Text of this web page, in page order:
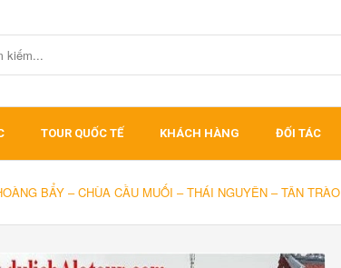
TOUR QUỐC TẾ KHÁCH HÀNG ĐỐI TÁC
BẨY – CHÙA CẦU MUỐI – THÁI NGUYÊN – TÂN TRÀO